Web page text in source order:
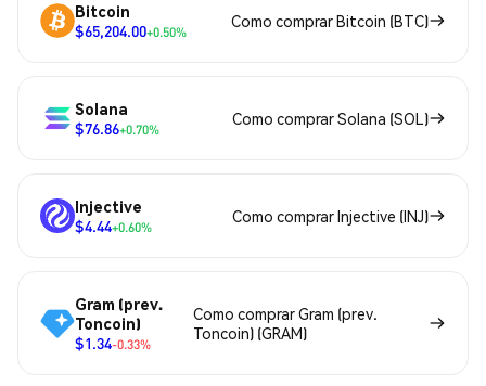
Bitcoin
$65,204.00+0.50%
Como comprar Bitcoin (BTC)
Solana
$76.86+0.70%
Como comprar Solana (SOL)
Injective
$4.44+0.60%
Como comprar Injective (INJ)
Gram (prev.
Toncoin)
$1.34-0.33%
Como comprar Gram (prev.
Toncoin) (GRAM)